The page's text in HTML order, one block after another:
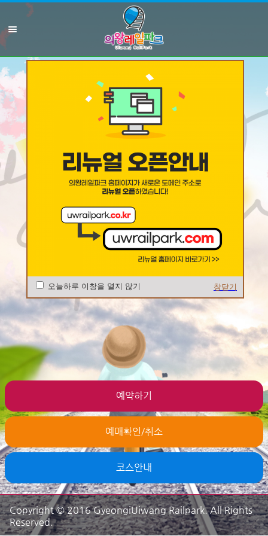
오늘하루 이창을 열지 않기 창닫기
예약하기
예매확인/취소
코스안내
Copyright © 2016 GyeongiUiwang Railpark. All Rights
Reserved.